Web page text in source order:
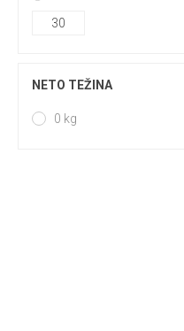
30
NETO TEŽINA
0 kg